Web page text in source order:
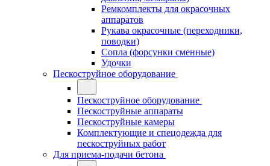
Ремкомплекты для окрасочных
аппаратов
Рукава окрасочные (переходники,
поводки)
Сопла (форсунки сменные)
Удочки
Пескоструйное оборудование
Пескоструйное оборудование
Пескоструйные аппараты
Пескоструйные камеры
Комплектующие и спецодежда для
пескоструйных работ
Для приема-подачи бетона